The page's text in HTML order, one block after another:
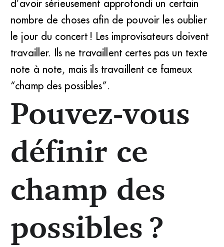
d’avoir sérieusement approfondi un certain
nombre de choses afin de pouvoir les oublier
le jour du concert ! Les improvisateurs doivent
travailler. Ils ne travaillent certes pas un texte
note à note, mais ils travaillent ce fameux
“champ des possibles”.
Pouvez-vous
définir ce
champ des
possibles ?